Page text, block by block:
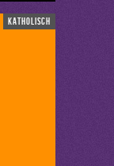
katholisch